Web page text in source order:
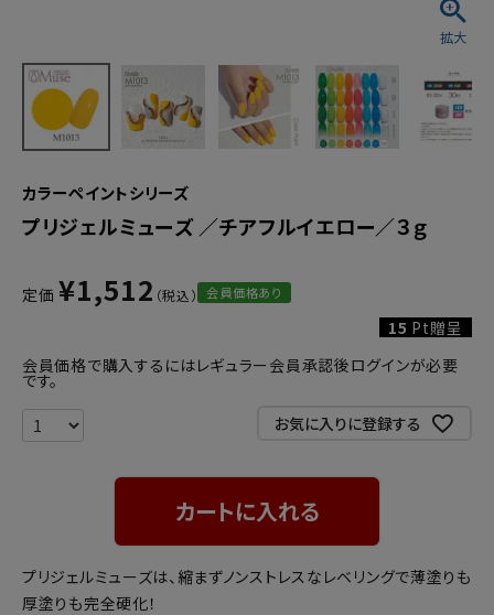
カラーペイントシリーズ
プリジェルミューズ ／チアフルイエロー／３ｇ
定価 ¥1,512 会員価格あり
15 Pt贈呈
会員価格で購入するにはレギュラー会員承認後ログインが必要
です。
お気に入りに登録する
カートに入れる
プリジェルミューズは、縮まずノンストレスなレベリングで薄塗りも
厚塗りも完全硬化！